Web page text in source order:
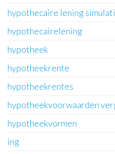
hypothecaire lening
hypothecairelening
hypotheek
hypotheekrente
hypotheekrentes
hypotheekvoorwaarden
hypotheekvormen
ing